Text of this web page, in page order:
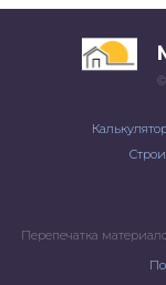
Перепечатка